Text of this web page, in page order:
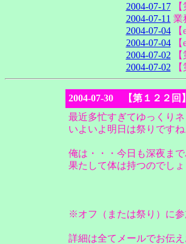
2004-07-17【
2004-07-11 業
2004-07-04【
2004-07-04【
2004-07-02
2004-07-02
2004-07-30 【第１２２回
最近多忙すぎてゆっくり
いよいよ明日は祭りですね
俺は・・・今日も深夜ま
果たして体は持つのでしょ
※オフ（または祭り）に参
詳細は全てメールでお伝